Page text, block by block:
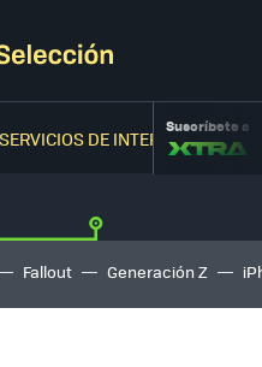
DE INTERNETSuscríbete a
Fallout Generación Z